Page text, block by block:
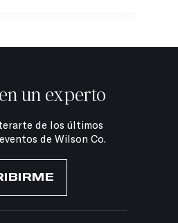
un experto
de los últimos
de Wilson Co.